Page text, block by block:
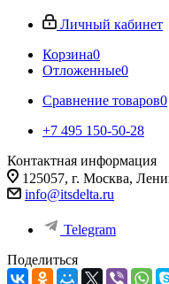
Личный кабинет
Корзина0
Отложенные0
Сравнение товаров0
+7 495 150-50-28
Контактная информация
125057, г. Москва,
info@itsdelta.ru
Telegram
Поделиться